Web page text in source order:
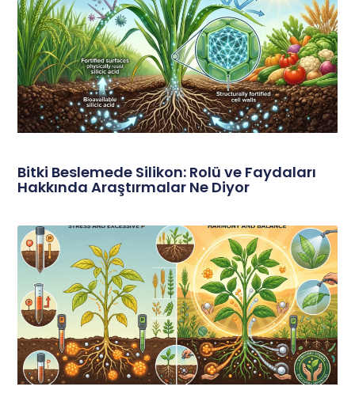
Bitki Beslemede Silikon: Rolü ve Faydaları
Hakkında Araştırmalar Ne Diyor